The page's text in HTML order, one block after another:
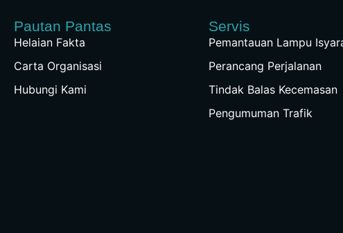
Pautan Pantas
Helaian Fakta
Carta Organisasi
Hubungi Kami
Servis
Pemantauan Lampu
Perancang Perjalanan
Tindak Balas Kecemasan
Pengumuman Trafik